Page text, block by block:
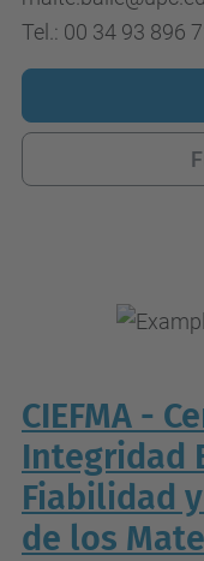
Tel.: 00 34 93 896
CIEFMA -
Integridad
Fiabilidad
de los